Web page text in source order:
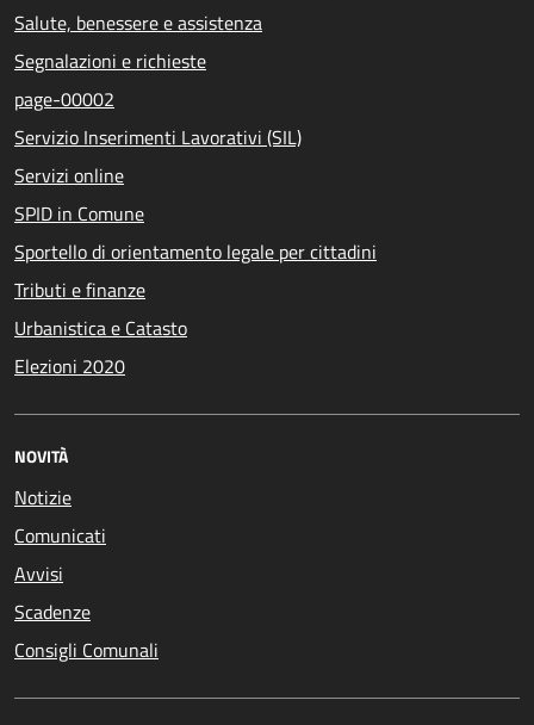
Salute, benessere e assistenza
Segnalazioni e richieste
page-00002
Servizio Inserimenti Lavorativi (SIL)
Servizi online
SPID in Comune
Sportello di orientamento legale per cittadini
Tributi e finanze
Urbanistica e Catasto
Elezioni 2020
NOVITÀ
Notizie
Comunicati
Avvisi
Scadenze
Consigli Comunali